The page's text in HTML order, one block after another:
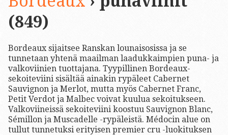
(849)
Bordeaux sijaitsee Ranskan lounaisosissa ja se
tunnetaan yhtenä maailman laadukkaimpien puna- ja
valkoviinien tuottajana. Tyypillinen Bordeaux-
sekoiteviini sisältää ainakin rypäleet Cabernet
Sauvignon ja Merlot, mutta myös Cabernet Franc,
Petit Verdot ja Malbec voivat kuulua sekoitukseen.
Valkoviineissä sekoiteviini koostuu Sauvignon Blanc,
Sémillon ja Muscadelle -rypäleistä. Médocin alue on
tullut tunnetuksi erityisen premier cru -luokituksen